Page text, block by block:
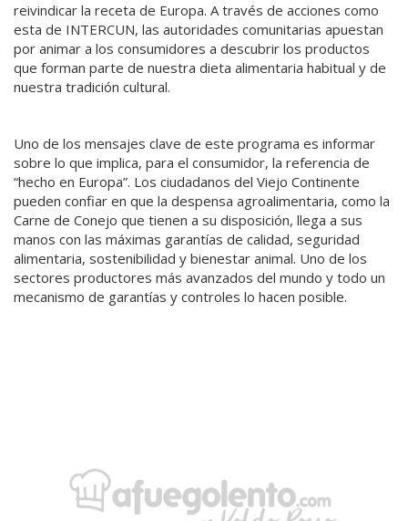
reivindicar la receta de Europa. A través de acciones como
esta de INTERCUN, las autoridades comunitarias apuestan
por animar a los consumidores a descubrir los productos
que forman parte de nuestra dieta alimentaria habitual y de
nuestra tradición cultural.
Uno de los mensajes clave de este programa es informar
sobre lo que implica, para el consumidor, la referencia de
“hecho en Europa”. Los ciudadanos del Viejo Continente
pueden confiar en que la despensa agroalimentaria, como la
Carne de Conejo que tienen a su disposición, llega a sus
manos con las máximas garantías de calidad, seguridad
alimentaria, sostenibilidad y bienestar animal. Uno de los
sectores productores más avanzados del mundo y todo un
mecanismo de garantías y controles lo hacen posible.